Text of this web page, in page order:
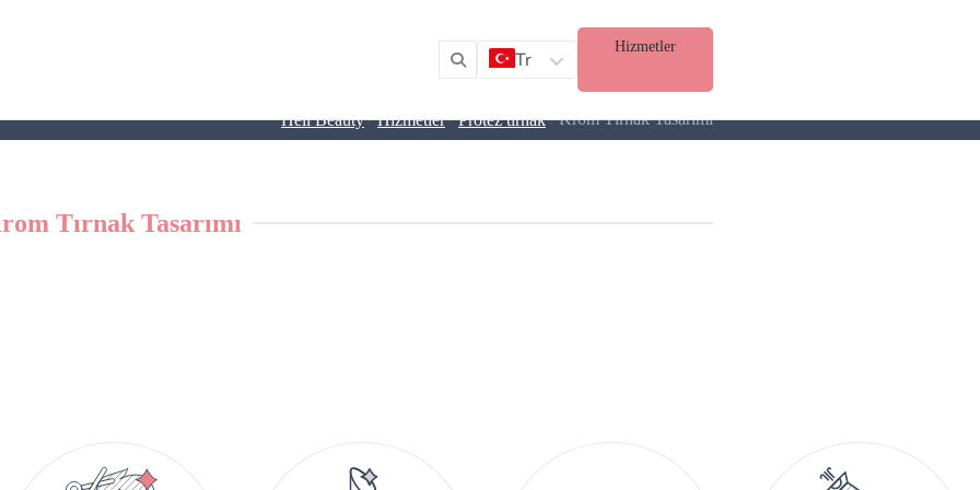
Tr
Hizmetler
Heli Beauty / Hizmetler / Protez tırnak / Krom Tırnak Tasarımı
Tırnak Tasarımı